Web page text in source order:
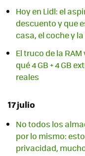
Hoy en Lidl: el
descuento y que
casa, el coche y
El truco de la
qué 4 GB + 4 GB
reales
17 julio
No todos los
por lo mismo:
privacidad,